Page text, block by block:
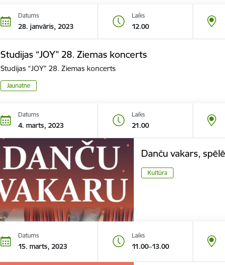
Datums
28. janvāris, 2023
Laiks
12.00
Studijas “JOY” 28. Ziemas koncerts
Studijas “JOY” 28. Ziemas koncerts
Jaunatne
Datums
4. marts, 2023
Laiks
21.00
Danču vakars,
Kultūra
Datums
15. marts, 2023
Laiks
11.00–13.00